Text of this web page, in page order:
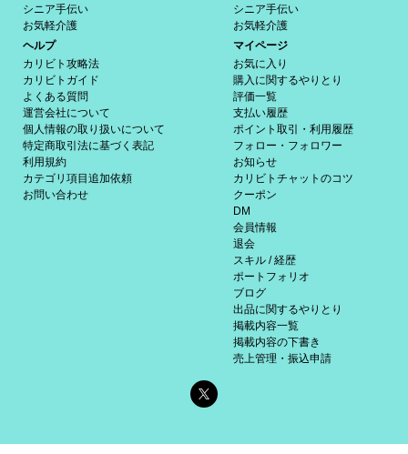
シニア手伝い
お気軽介護
シニア手伝い
お気軽介護
ヘルプ
カリビト攻略法
カリビトガイド
よくある質問
運営会社について
個人情報の取り扱いについて
特定商取引法に基づく表記
利用規約
カテゴリ項目追加依頼
お問い合わせ
マイページ
お気に入り
購入に関するやりとり
評価一覧
支払い履歴
ポイント取引・利用履歴
フォロー・フォロワー
お知らせ
カリビトチャットのコツ
クーポン
DM
会員情報
退会
スキル / 経歴
ポートフォリオ
ブログ
出品に関するやりとり
掲載内容一覧
掲載内容の下書き
売上管理・振込申請